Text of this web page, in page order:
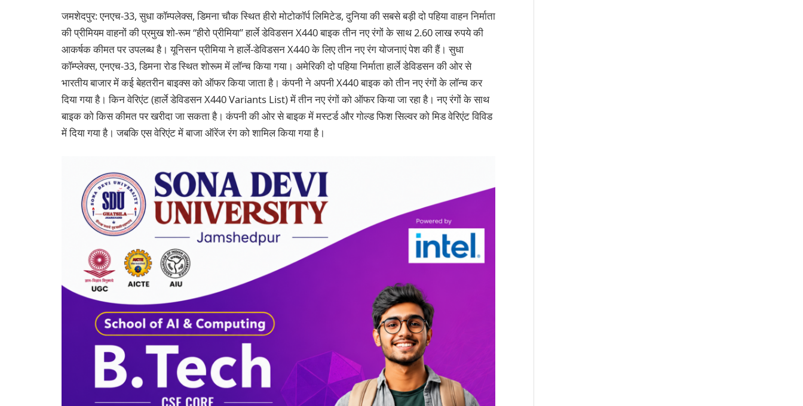
जमशेदपुर: एनएच-33, सुधा कॉम्पलेक्स, डिमना चौक स्थित हीरो मोटोकॉर्प लिमिटेड, दुनिया की सबसे बड़ी दो पहिया वाहन निर्माता
की प्रीमियम वाहनों की प्रमुख शो-रूम ‘‘हीरो प्रीमिया’’ हार्ले डेविडसन X440 बाइक तीन नए रंगों के साथ 2.60 लाख रुपये की
आकर्षक कीमत पर उपलब्ध है। यूनिसन प्रीमिया ने हार्ले-डेविडसन X440 के लिए तीन नए रंग योजनाएं पेश की हैं। सुधा
कॉम्प्लेक्स, एनएच-33, डिमना रोड स्थित शोरूम में लॉन्च किया गया। अमेरिकी दो पहिया निर्माता हार्ले डेविडसन की ओर से
भारतीय बाजार में कई बेहतरीन बाइक्स को ऑफर किया जाता है। कंपनी ने अपनी X440 बाइक को तीन नए रंगों के लॉन्च कर
दिया गया है। किन वेरिएंट (हार्ले डेविडसन X440 Variants List) में तीन नए रंगों को ऑफर किया जा रहा है। नए रंगों के साथ
बाइक को किस कीमत पर खरीदा जा सकता है। कंपनी की ओर से बाइक में मस्टर्ड और गोल्ड फिश सिल्वर को मिड वेरिएंट विविड
में दिया गया है। जबकि एस वेरिएंट में बाजा ऑरेंज रंग को शामिल किया गया है।